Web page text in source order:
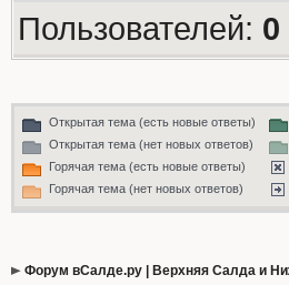
Пользователей: 0
Открытая тема (есть новые ответы)
Открытая тема (нет новых ответов)
Горячая тема (есть новые ответы)
Горячая тема (нет новых ответов)
Форум вСалде.ру | Верхняя Салда и